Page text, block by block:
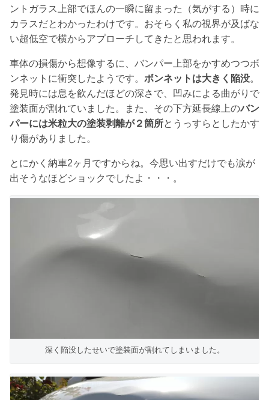
ントガラス上部でほんの一瞬に留まった（気がする）時に
カラスだとわかったわけです。おそらく私の視界が及ばな
い超低空で横からアプローチしてきたと思われます。
車体の損傷から想像するに、バンパー上部をかすめつつボ
ンネットに衝突したようです。 ボンネットは大きく陥没。
発見時には息を飲んだほどの深さで、凹みによる曲がりで
塗装面が割れていました。また、その下方延長線上のバン
パーには米粒大の塗装剥離が２箇所とうっすらとしたかす
り傷がありました。
とにかく納車2ヶ月ですからね。今思い出すだけでも涙が
出そうなほどショックでしたよ・・・。
深く陥没したせいで塗装面が割れてしまいました。